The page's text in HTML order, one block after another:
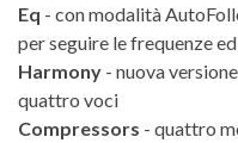
Eq - con modalità
per seguire le frequenze
Harmony - nuova
quattro voci
Compressors - quattro